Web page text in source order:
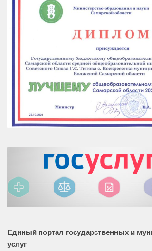
Единый портал государственных и
услуг